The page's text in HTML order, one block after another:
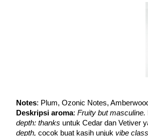
Notes: Plum, Ozonic Notes,
Deskripsi aroma: Fruity but masculine.
depth: thanks untuk Cedar dan Vetiver
depth, cocok buat kasih unjuk vibe